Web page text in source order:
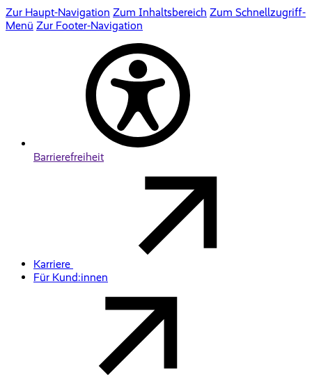
Zur Haupt-Navigation Zum Inhaltsbereich Zum Schnellzugriff-
Menü Zur Footer-Navigation
Barrierefreiheit
Karriere
Für Kund:innen